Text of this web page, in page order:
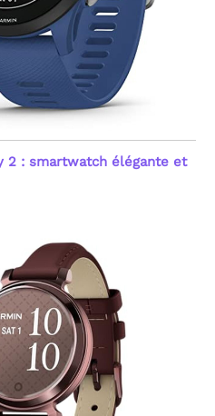
2 : smartwatch élégante et